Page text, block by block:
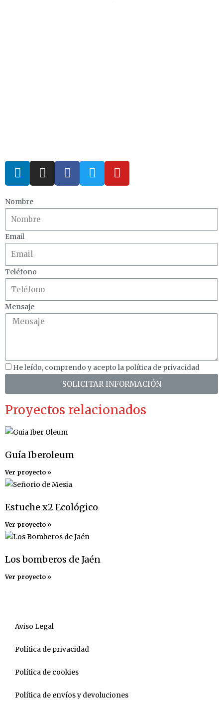
Nombre
Email
Teléfono
Mensaje
He leído, comprendo y acepto la política de privacidad
SOLICITAR INFORMACIÓN
Proyectos relacionados
Guía Iberoleum
Ver proyecto »
Estuche x2 Ecológico
Ver proyecto »
Los bomberos de Jaén
Ver proyecto »
Aviso Legal
Política de privacidad
Política de cookies
Política de envíos y devoluciones